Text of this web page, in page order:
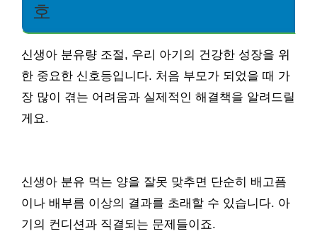
호
신생아 분유량 조절, 우리 아기의 건강한 성장을 위
한 중요한 신호등입니다. 처음 부모가 되었을 때 가
장 많이 겪는 어려움과 실제적인 해결책을 알려드릴
게요.
신생아 분유 먹는 양을 잘못 맞추면 단순히 배고픔
이나 배부름 이상의 결과를 초래할 수 있습니다. 아
기의 컨디션과 직결되는 문제들이죠.